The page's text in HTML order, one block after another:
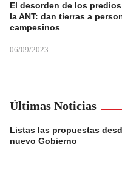
El desorden de los
la ANT: dan tierras a
campesinos
06/09/2023
Últimas Noticias
Listas las propuestas
nuevo Gobierno